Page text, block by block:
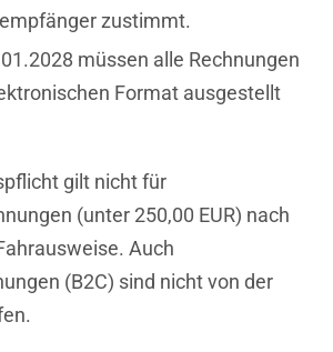
zustimmt.
müssen alle Rechnungen
Format ausgestellt
gilt nicht für
(unter 250,00 EUR) nach
Auch
(B2C) sind nicht von der